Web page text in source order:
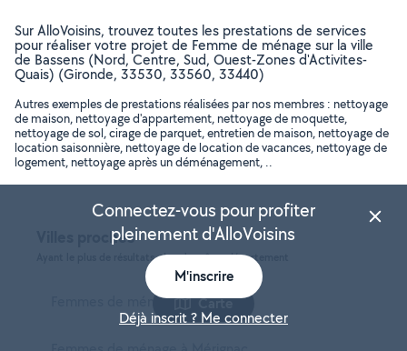
Sur AlloVoisins, trouvez toutes les prestations de services
pour réaliser votre projet de Femme de ménage sur la ville
de Bassens (Nord, Centre, Sud, Ouest-Zones d'Activites-
Quais) (Gironde, 33530, 33560, 33440)
Autres exemples de prestations réalisées par nos membres : nettoyage
de maison, nettoyage d'appartement, nettoyage de moquette,
nettoyage de sol, cirage de parquet, entretien de maison, nettoyage de
location saisonnière, nettoyage de location de vacances, nettoyage de
logement, nettoyage après un déménagement, ..
Villes proches
Ayant le plus de résultats, dans le même département
Femmes de ménage à Bordeaux
Carte
Connectez-vous pour profiter
pleinement d'AlloVoisins
M'inscrire
Déjà inscrit ? Me connecter